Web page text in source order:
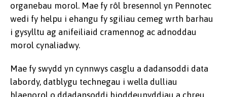
organebau morol. Mae fy rôl bresennol yn Pennotec
wedi fy helpu i ehangu fy sgiliau cemeg wrth barhau
i gysylltu ag anifeiliaid cramennog ac adnoddau
morol cynaliadwy.
Mae fy swydd yn cynnwys casglu a dadansoddi data
labordy, datblygu technegau i wella dulliau
blaenorol o ddadansoddi bioddeunyddiau a chreu